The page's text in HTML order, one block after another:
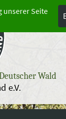
Wald
e.V.